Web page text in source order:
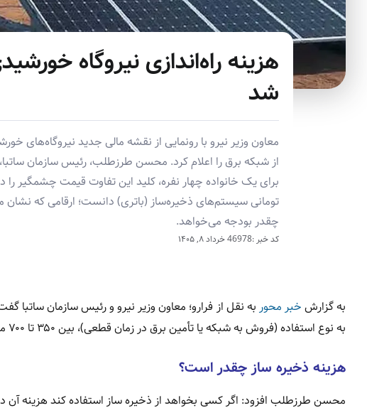
شد
معاون وزیر نیرو با رونمایی از نقشه مالی جدید
تومانی سیستم‌های ذخیره‌ساز (باتری) دانست؛ ارقامی که
چقدر بودجه می‌خواهد.
کد خبر :46978 خرداد ۸, ۱۴۰۵
به گزارش خبر محور
به نوع استفاده (فروش به شبکه یا تأمین برق در زمان قطعی)، بین ۳۵۰ تا ۷۰۰ میلیون تومان متغیر است.
هزینه ذخیره ساز چقدر است؟
محسن طرزطلب افزود: اگر کسی بخواهد از ذخیره ساز استفاده کند هزینه آن در حدود ۱۵۰ میلیون تومان